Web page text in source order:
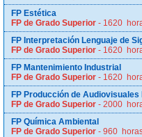
FP Estética
FP de Grado Superior - 1620
FP Interpretación Lenguaje de
FP de Grado Superior - 1620
FP Mantenimiento Industrial
FP de Grado Superior - 1620
FP Producción de
FP de Grado Superior - 2000
FP Química Ambiental
FP de Grado Superior - 960